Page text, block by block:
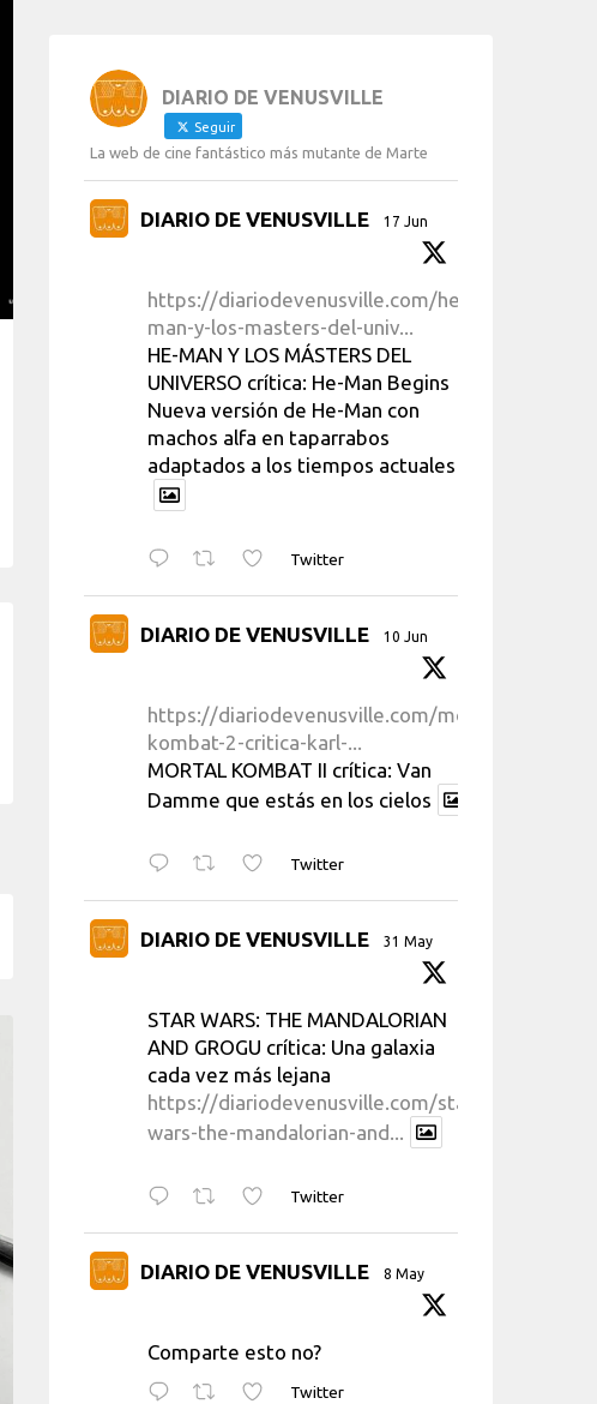
DIARIO DE VENUSVILLE
Seguir
La web de cine fantástico más mutante de Marte
DIARIO DE VENUSVILLE 17 Jun
https://diariodevenusville.com/he-
man-y-los-masters-del-univ...
HE-MAN Y LOS MÁSTERS DEL
UNIVERSO crítica: He-Man Begins
Nueva versión de He-Man con
machos alfa en taparrabos
adaptados a los tiempos actuales
Twitter
DIARIO DE VENUSVILLE 10 Jun
https://diariodevenusville.com/mortal-
kombat-2-critica-karl-...
MORTAL KOMBAT II crítica: Van
Damme que estás en los cielos
Twitter
DIARIO DE VENUSVILLE 31 May
STAR WARS: THE MANDALORIAN
AND GROGU crítica: Una galaxia
cada vez más lejana
https://diariodevenusville.com/star-
wars-the-mandalorian-and...
Twitter
DIARIO DE VENUSVILLE 8 May
Comparte esto no?
Twitter